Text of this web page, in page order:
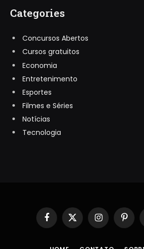
Categories
Concursos Abertos
Cursos gratuitos
Economia
Entretenimento
Esportes
Filmes e Séries
Notícias
Tecnologia
Facebook
X
(Twitter)
Instagram